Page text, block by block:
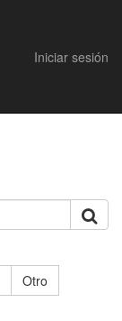
Iniciar sesión
Otro